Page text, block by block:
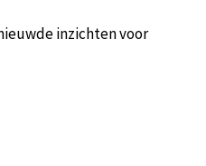
inzichten voor